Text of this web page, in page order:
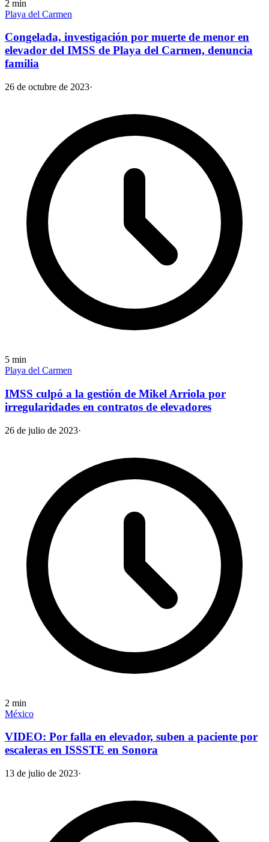
2 min
Playa del Carmen
Congelada, investigación por muerte de menor en
elevador del IMSS de Playa del Carmen, denuncia
familia
26 de octubre de 2023·
5 min
Playa del Carmen
IMSS culpó a la gestión de Mikel Arriola por
irregularidades en contratos de elevadores
26 de julio de 2023·
2 min
México
VIDEO: Por falla en elevador, suben a paciente por
escaleras en ISSSTE en Sonora
13 de julio de 2023·